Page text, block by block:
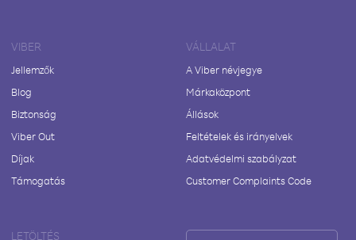
VIBER
Jellemzők
Blog
Biztonság
Viber Out
Díjak
Támogatás
VÁLLALAT
A Viber névjegye
Márkaközpont
Állások
Feltételek és irányelvek
Adatvédelmi szabályzat
Customer Complaints Code
LETÖLTÉS